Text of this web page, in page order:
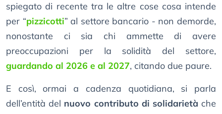
spiegato di recente tra le altre cose cosa intende
per “pizzicotti” al settore bancario - non demorde,
nonostante ci sia chi ammette di avere
preoccupazioni per la solidità del settore,
guardando al 2026 e al 2027, citando due paure.
E così, ormai a cadenza quotidiana, si parla
dell’entità del nuovo contributo di solidarietà che